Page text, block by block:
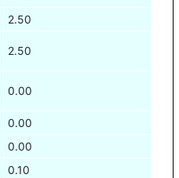
2.50
2.50
0.00
0.00
0.00
0.10